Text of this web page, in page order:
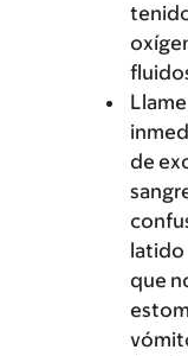
de
latido
que